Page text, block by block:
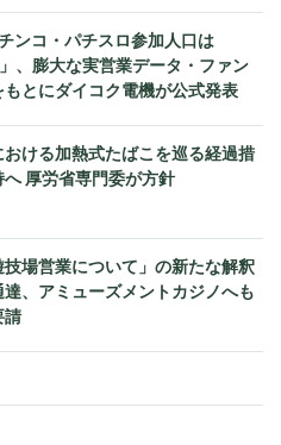
ンコ・パチスロ参加人口は
、膨大な実営業データ・ファン
とにダイコク電機が公式発表
ける加熱式たばこを巡る経過措
厚労省専門委が方針
場営業について」の新たな解釈
、アミューズメントカジノへも
請